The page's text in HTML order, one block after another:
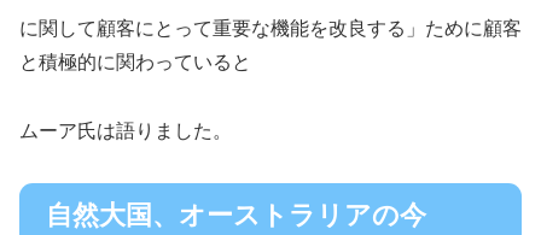
に関して顧客にとって重要な機能を改良する」ために顧客
と積極的に関わっていると
ムーア氏は語りました。
自然大国、オーストラリアの今